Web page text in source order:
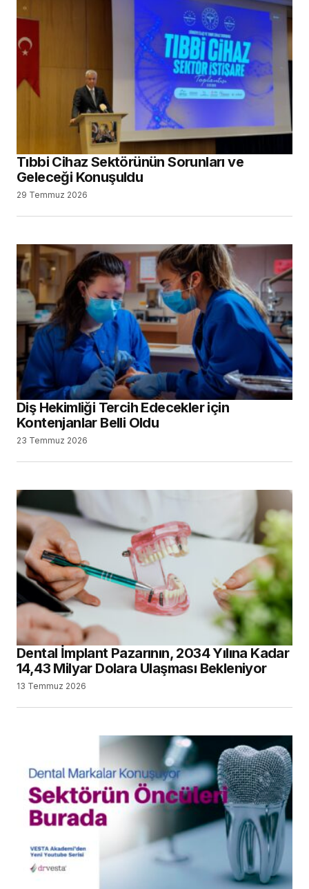
Tıbbi Cihaz Sektörünün Sorunları ve
Geleceği Konuşuldu
29 Temmuz 2026
Diş Hekimliği Tercih Edecekler için
Kontenjanlar Belli Oldu
23 Temmuz 2026
Dental İmplant Pazarının, 2034 Yılına Kadar
14,43 Milyar Dolara Ulaşması Bekleniyor
13 Temmuz 2026